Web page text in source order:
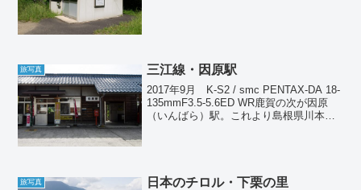
旅写真 三江線・因原駅
2017年9月 K-S2 / smc PENTAX-DA 18-
135mmF3.5-5.6ED WR鹿賀の次が因原
（いんばら）駅。これより島根県川本町
旅写真 日本のチロル・下栗の里